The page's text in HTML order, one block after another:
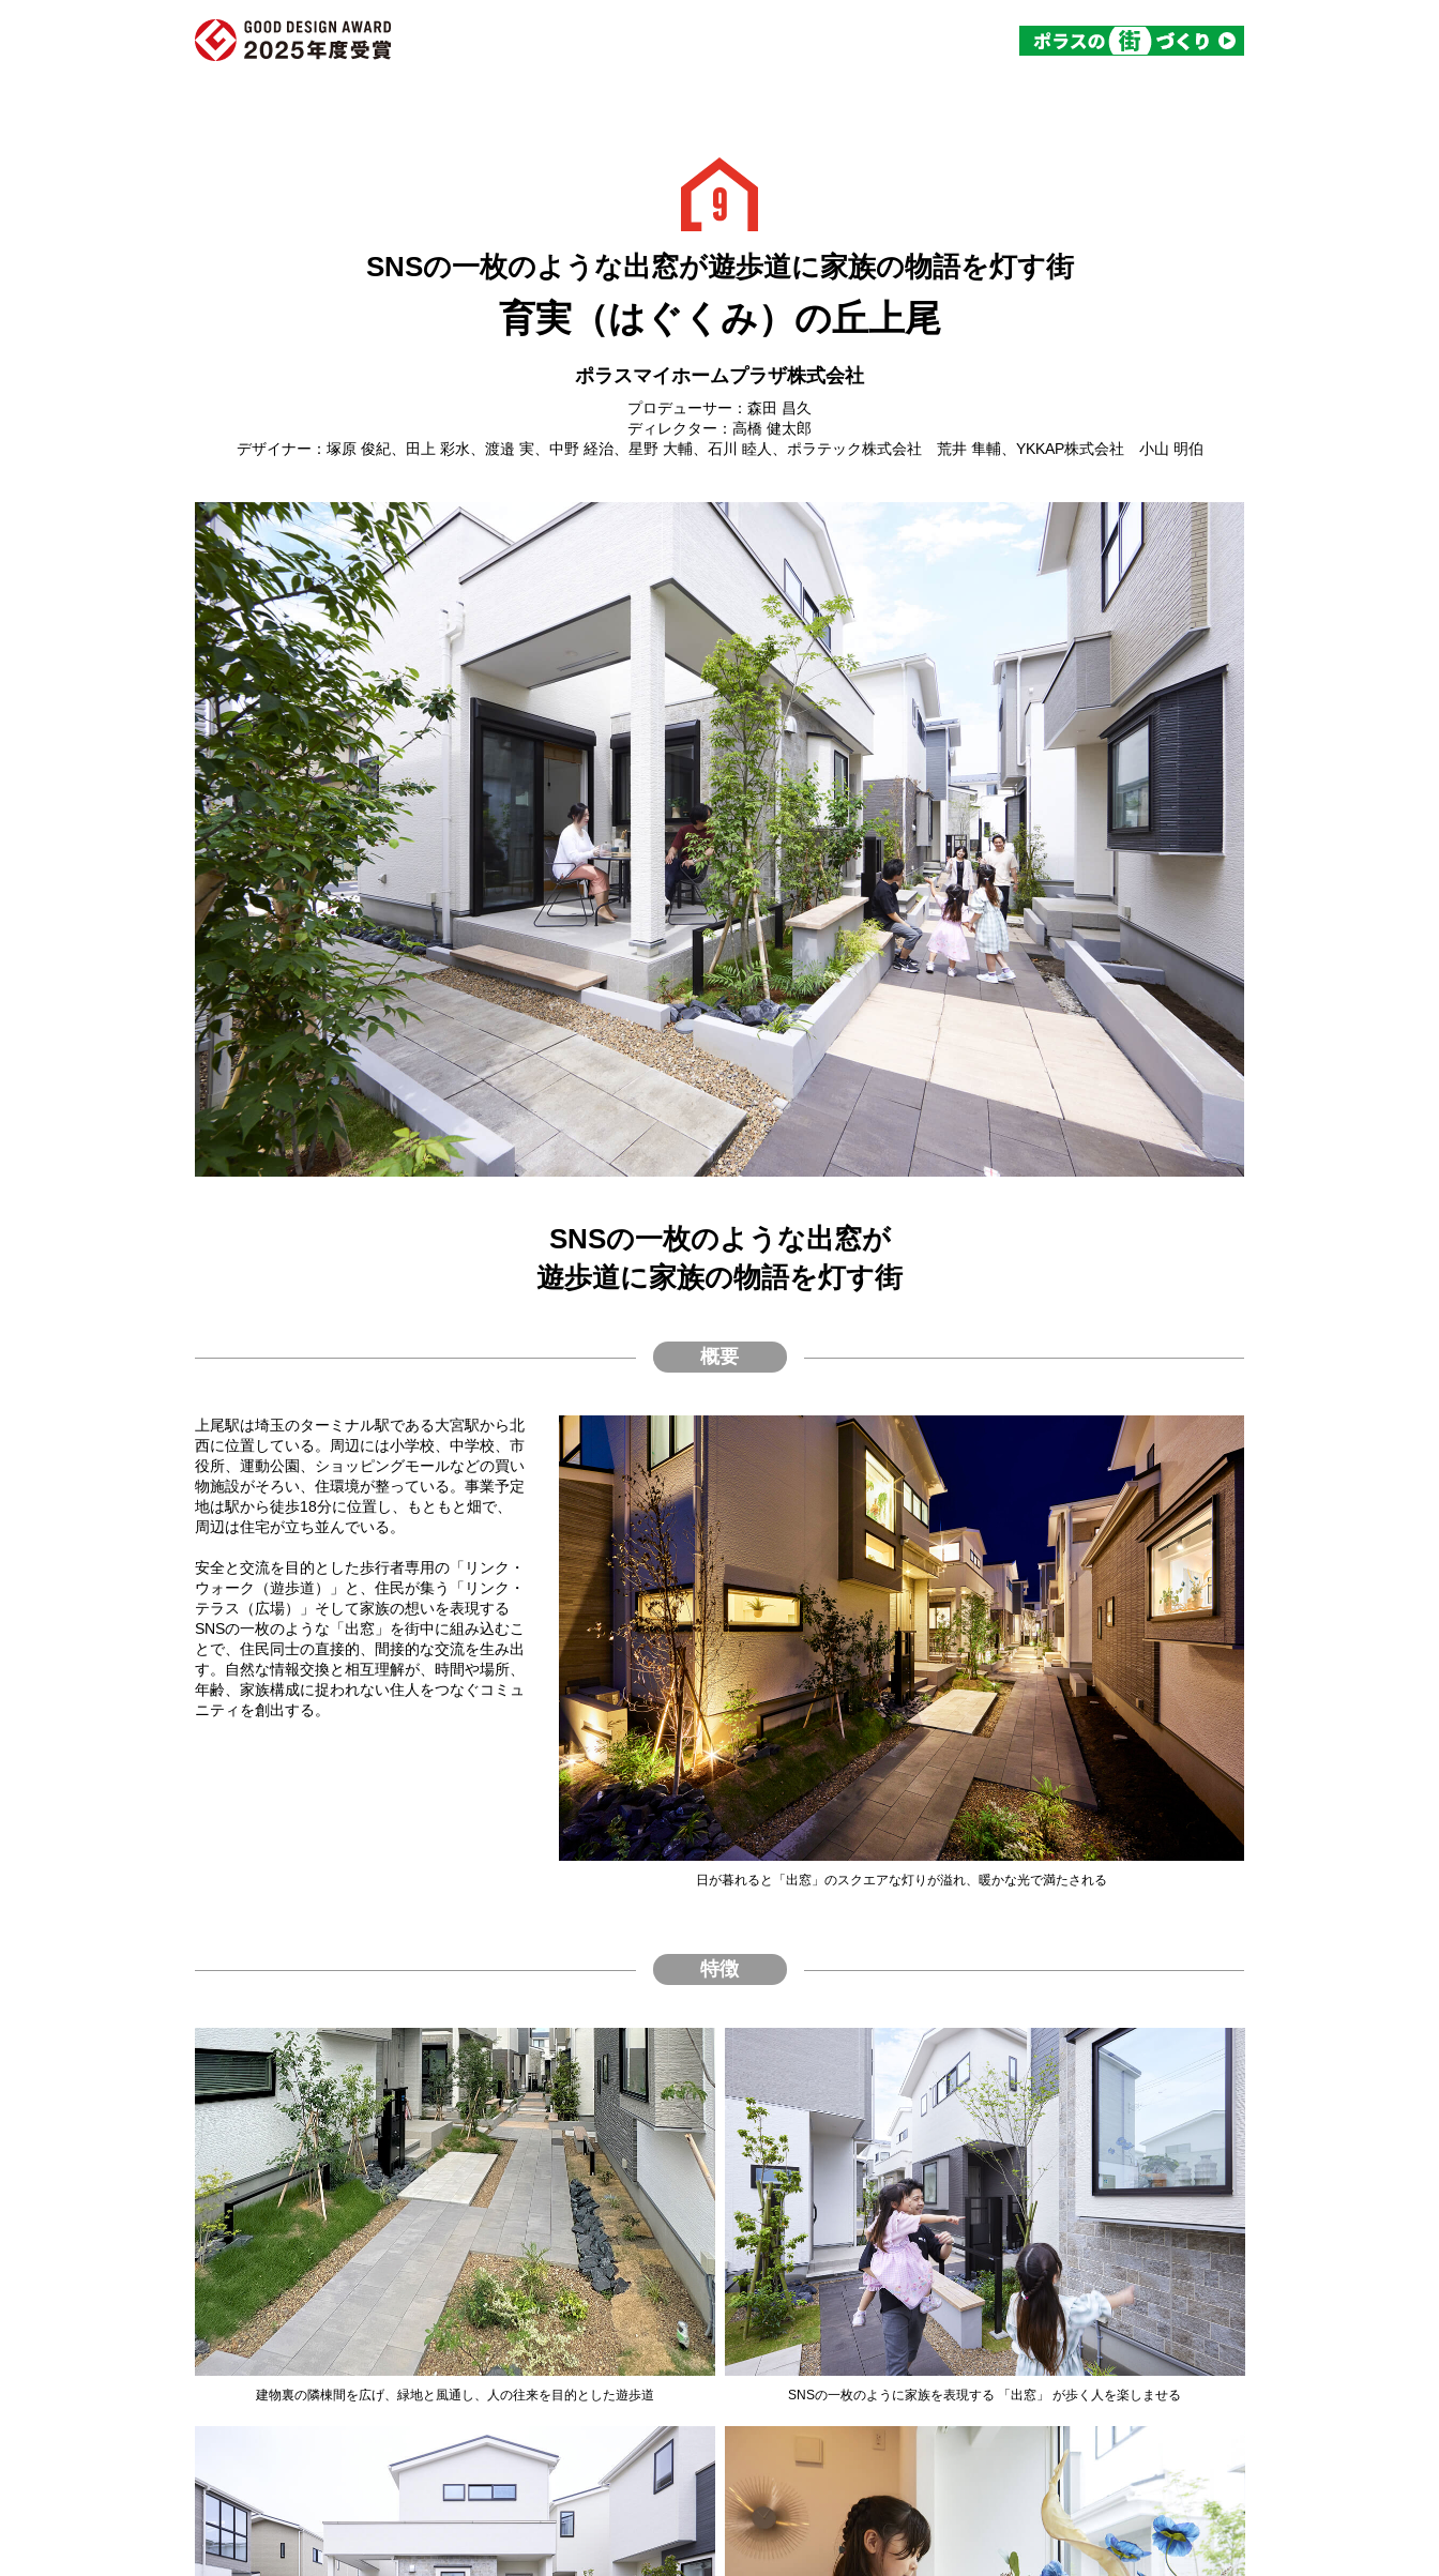
SNSの一枚のような出窓が遊歩道に家族の物語を灯す街
育実（はぐくみ）の丘上尾
ポラスマイホームプラザ株式会社
プロデューサー：森田 昌久
ディレクター：高橋 健太郎
デザイナー：塚原 俊紀、田上 彩水、渡邉 実、中野 経治、星野 大輔、石川 睦人、ポラテック株式会社 荒井 隼輔、YKKAP株式会社 小山 明伯
SNSの一枚のような出窓が
遊歩道に家族の物語を灯す街
概要
上尾駅は埼玉のターミナル駅である大宮駅から北
西に位置している。周辺には小学校、中学校、市
役所、運動公園、ショッピングモールなどの買い
物施設がそろい、住環境が整っている。事業予定
地は駅から徒歩18分に位置し、もともと畑で、
周辺は住宅が立ち並んでいる。
安全と交流を目的とした歩行者専用の「リンク・
ウォーク（遊歩道）」と、住民が集う「リンク・
テラス（広場）」そして家族の想いを表現する
SNSの一枚のような「出窓」を街中に組み込むこ
とで、住民同士の直接的、間接的な交流を生み出
す。自然な情報交換と相互理解が、時間や場所、
年齢、家族構成に捉われない住人をつなぐコミュ
ニティを創出する。
日が暮れると「出窓」のスクエアな灯りが溢れ、暖かな光で満たされる
特徴
建物裏の隣棟間を広げ、緑地と風通し、人の往来を目的とした遊歩道 SNSの一枚のように家族を表現する 「出窓」 が歩く人を楽しませる